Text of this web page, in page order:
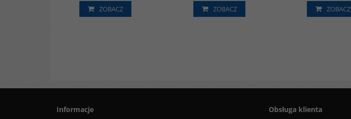
ZOBACZ ZOBACZ ZOBACZ
Informacje Obsługa klienta